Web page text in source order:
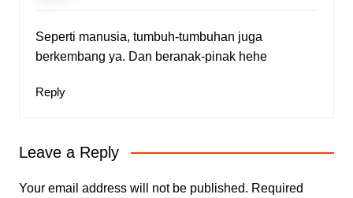
Seperti manusia, tumbuh-tumbuhan juga
berkembang ya. Dan beranak-pinak hehe
Reply
Leave a Reply
Your email address will not be published. Required